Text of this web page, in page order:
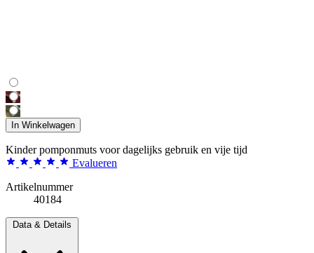
In Winkelwagen
Kinder pomponmuts voor dagelijks gebruik en vije tijd
Evalueren
Artikelnummer
40184
Data & Details